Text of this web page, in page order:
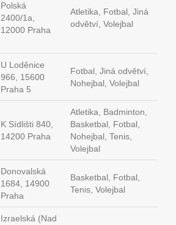
Polská
2400/1a,
12000 Praha
Atletika, Fotbal, Jiná
odvětví, Volejbal
U Loděnice
966, 15600
Praha 5
Fotbal, Jiná odvětví,
Nohejbal, Volejbal
K Sídlišti 840,
14200 Praha
Atletika, Badminton,
Basketbal, Fotbal,
Nohejbal, Tenis,
Volejbal
Donovalská
1684, 14900
Praha
Basketbal, Fotbal,
Tenis, Volejbal
Izraelská (Nad